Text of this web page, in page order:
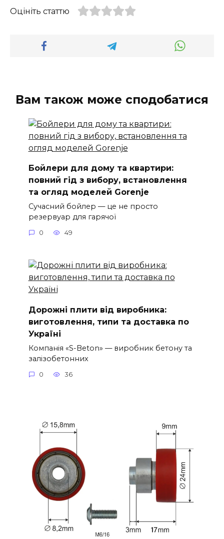
Оцініть статтю
Вам також може сподобатися
Бойлери для дому та квартири:
повний гід з вибору, встановлення
та огляд моделей Gorenje
Сучасний бойлер — це не просто
резервуар для гарячої
0 49
Дорожні плити від виробника:
виготовлення, типи та доставка по
Україні
Компанія «S-Beton» — виробник бетону та
залізобетонних
0 36